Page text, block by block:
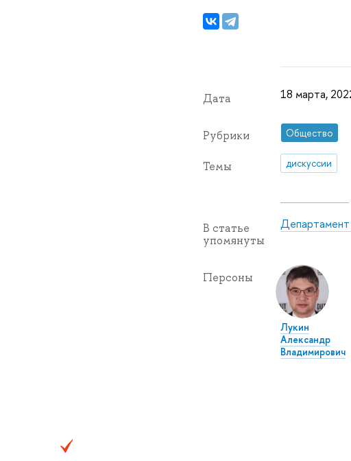
Дата 18 марта,
Рубрики Общество
Темы дискуссии
В статье
упомянуты
Персоны
Лукин
Александр
Владимирович